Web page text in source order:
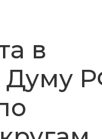
в
Думу